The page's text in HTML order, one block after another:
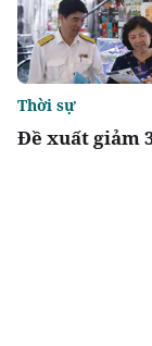
Đề xuất giảm
Thời sự